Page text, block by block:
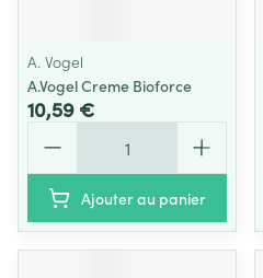
A. Vogel
A.Vogel Creme Bioforce
10,59 €
Ajouter au panier